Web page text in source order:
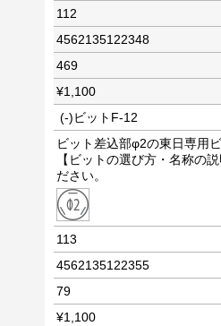
112
4562135122348
469
¥1,100
(-)ビットF-12
ビット差込部φ2の東日専用
【ビットの選び方・名称の
ださい。
113
4562135122355
79
¥1,100